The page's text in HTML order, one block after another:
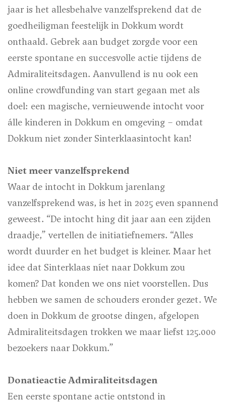
jaar is het allesbehalve vanzelfsprekend dat de
goedheiligman feestelijk in Dokkum wordt
onthaald. Gebrek aan budget zorgde voor een
eerste spontane en succesvolle actie tijdens de
Admiraliteitsdagen. Aanvullend is nu ook een
online crowdfunding van start gegaan met als
doel: een magische, vernieuwende intocht voor
álle kinderen in Dokkum en omgeving – omdat
Dokkum niet zonder Sinterklaasintocht kan!
Niet meer vanzelfsprekend
Waar de intocht in Dokkum jarenlang
vanzelfsprekend was, is het in 2025 even spannend
geweest. “De intocht hing dit jaar aan een zijden
draadje,” vertellen de initiatiefnemers. “Alles
wordt duurder en het budget is kleiner. Maar het
idee dat Sinterklaas níet naar Dokkum zou
komen? Dat konden we ons niet voorstellen. Dus
hebben we samen de schouders eronder gezet. We
doen in Dokkum de grootse dingen, afgelopen
Admiraliteitsdagen trokken we maar liefst 125.000
bezoekers naar Dokkum.”
Donatieactie Admiraliteitsdagen
Een eerste spontane actie ontstond in